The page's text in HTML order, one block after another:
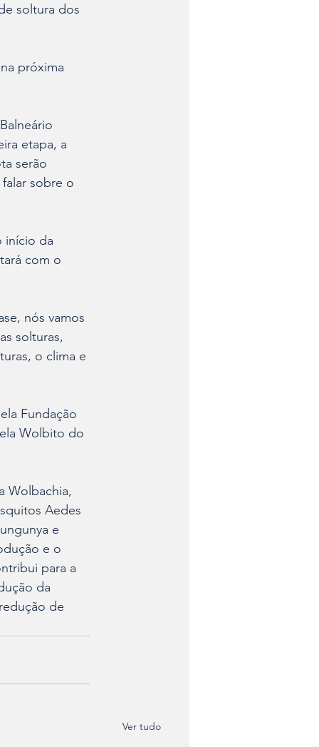
soltura dos
próxima
etapa, a
serão
sobre o
início da
com o
nós vamos
solturas,
o clima e
Fundação
Wolbito do
Wolbachia,
Aedes
e
e o
para a
da
de
Ver tudo